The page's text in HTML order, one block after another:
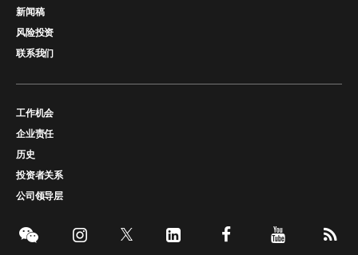
新闻稿
风险投资
联系我们
工作机会
企业责任
历史
投资者关系
公司领导层